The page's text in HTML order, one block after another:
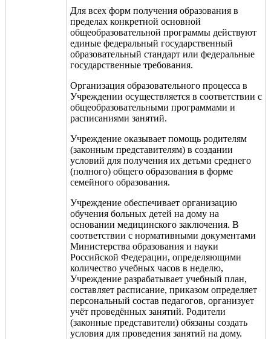
Для всех форм получения образования в
пределах конкретной основной
общеобразовательной программы действуют
единые федеральный государственный
образовательный стандарт или федеральные
государственные требования.
Организация образовательного процесса в
Учреждении осуществляется в соответствии с
общеобразовательными программами и
расписаниями занятий.
Учреждение оказывает помощь родителям
(законным представителям) в создании
условий для получения их детьми среднего
(полного) общего образования в форме
семейного образования.
Учреждение обеспечивает организацию
обучения больных детей на дому на
основании медицинского заключения. В
соответствии с нормативными документами
Министерства образования и науки
Российской Федерации, определяющими
количество учебных часов в неделю,
Учреждение разрабатывает учебный план,
составляет расписание, приказом определяет
персональный состав педагогов, организует
учёт проведённых занятий. Родители
(законные представители) обязаны создать
условия для проведения занятий на дому.